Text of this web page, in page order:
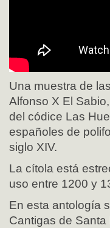
Una muestra de
Alfonso X El
del códice Las
españoles de
siglo XIV.
La cítola está
uso entre 1200 y
En esta antología
Cantigas de